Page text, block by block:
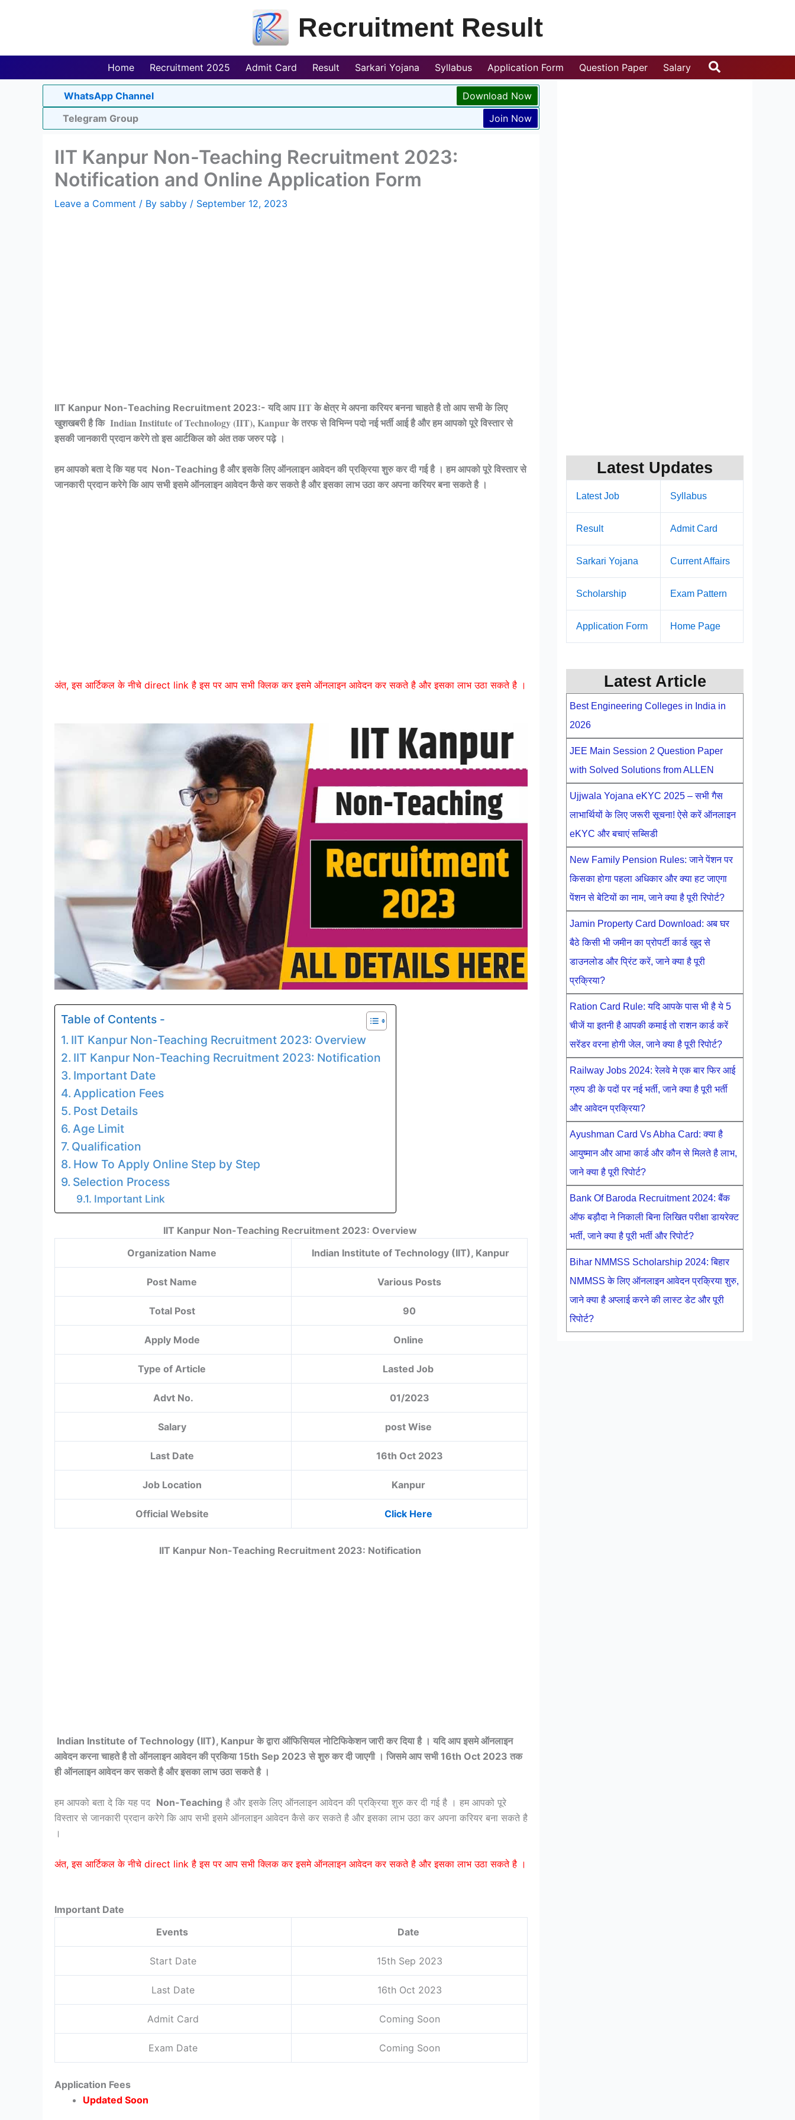
Recruitment Result
Home Recruitment 2025 Admit Card Result Sarkari Yojana Syllabus Application Form Question Paper Salary Search
WhatsApp Channel
Download Now
Telegram Group
Join Now
IIT Kanpur Non-Teaching Recruitment 2023:
Notification and Online Application Form
Leave a Comment / By sabby / September 12, 2023
IIT Kanpur Non-Teaching Recruitment 2023:- यदि आप IIT के क्षेत्र मे अपना करियर बनना चाहते है तो आप सभी के लिए
खुशखबरी है कि Indian Institute of Technology (IIT), Kanpur के तरफ से विभिन्न पदो नई भर्ती आई है और हम आपको पूरे विस्तार से
इसकी जानकारी प्रदान करेगे तो इस आर्टकिल को अंत तक जरुर पढ़े ।
हम आपको बता दे कि यह पद Non-Teaching है और इसके लिए ऑनलाइन आवेदन की प्रक्रिया शुरु कर दी गई है । हम आपको पूरे विस्तार से
जानकारी प्रदान करेगे कि आप सभी इसमे ऑनलाइन आवेदन कैसे कर सकते है और इसका लाभ उठा कर अपना करियर बना सकते है ।
अंत, इस आर्टिकल के नीचे direct link है इस पर आप सभी क्लिक कर इसमे ऑनलाइन आवेदन कर सकते है और इसका लाभ उठा सकते है ।
Table of Contents -
IIT Kanpur Non-Teaching Recruitment 2023: Overview
IIT Kanpur Non-Teaching Recruitment 2023: Notification
Important Date
Application Fees
Post Details
Age Limit
Qualification
How To Apply Online Step by Step
Selection Process
Important Link
IIT Kanpur Non-Teaching Recruitment 2023: Overview
Organization Name
Indian Institute of Technology (IIT), Kanpur
Post Name Various Posts
Total Post 90
Apply Mode Online
Type of Article Lasted Job
Advt No. 01/2023
Salary post Wise
Last Date 16th Oct 2023
Job Location Kanpur
Official Website Click Here
IIT Kanpur Non-Teaching Recruitment 2023: Notification
Indian Institute of Technology (IIT), Kanpur के द्वारा ऑफिसियल नोटिफिकेशन जारी कर दिया है । यदि आप इसमे ऑनलाइन
आवेदन करना चाहते है तो ऑनलाइन आवेदन की प्रकिया 15th Sep 2023 से शुरु कर दी जाएगी । जिसमे आप सभी 16th Oct 2023 तक
ही ऑनलाइन आवेदन कर सकते है और इसका लाभ उठा सकते है ।
हम आपको बता दे कि यह पद Non-Teaching है और इसके लिए ऑनलाइन आवेदन की प्रक्रिया शुरु कर दी गई है । हम आपको पूरे
विस्तार से जानकारी प्रदान करेगे कि आप सभी इसमे ऑनलाइन आवेदन कैसे कर सकते है और इसका लाभ उठा कर अपना करियर बना सकते है
।
अंत, इस आर्टिकल के नीचे direct link है इस पर आप सभी क्लिक कर इसमे ऑनलाइन आवेदन कर सकते है और इसका लाभ उठा सकते है ।
Important Date
Events
Date
Start Date 15th Sep 2023
Last Date 16th Oct 2023
Admit Card Coming Soon
Exam Date Coming Soon
Application Fees
Updated Soon
Latest Updates
Latest Job Syllabus
Result Admit Card
Sarkari Yojana Current Affairs
Scholarship Exam Pattern
Application Form Home Page
Latest Article
Best Engineering Colleges in India in
2026
JEE Main Session 2 Question Paper
with Solved Solutions from ALLEN
Ujjwala Yojana eKYC 2025 – सभी गैस
लाभार्थियों के लिए जरूरी सूचना! ऐसे करें ऑनलाइन
eKYC और बचाएं सब्सिडी
New Family Pension Rules: जाने पेंशन पर
किसका होगा पहला अधिकार और क्या हट जाएगा
पेंशन से बेटियों का नाम, जाने क्या है पूरी रिपोर्ट?
Jamin Property Card Download: अब घर
बैठे किसी भी जमीन का प्रोपर्टी कार्ड खुद से
डाउनलोड और प्रिंट करें, जाने क्या है पूरी
प्रक्रिया?
Ration Card Rule: यदि आपके पास भी है ये 5
चीजें या इतनी है आपकी कमाई तो राशन कार्ड करें
सरेंडर वरना होगी जेल, जाने क्या है पूरी रिपोर्ट?
Railway Jobs 2024: रेलवे मे एक बार फिर आई
ग्रुप डी के पदों पर नई भर्ती, जाने क्या है पूरी भर्ती
और आवेदन प्रक्रिया?
Ayushman Card Vs Abha Card: क्या है
आयुष्मान और आभा कार्ड और कौन से मिलते है लाभ,
जाने क्या है पूरी रिपोर्ट?
Bank Of Baroda Recruitment 2024: बैंक
ऑफ बड़ौदा ने निकाली बिना लिखित परीक्षा डायरेक्ट
भर्ती, जाने क्या है पूरी भर्ती और रिपोर्ट?
Bihar NMMSS Scholarship 2024: बिहार
NMMSS के लिए ऑनलाइन आवेदन प्रक्रिया शुरु,
जाने क्या है अप्लाई करने की लास्ट डेट और पूरी
रिपोर्ट?